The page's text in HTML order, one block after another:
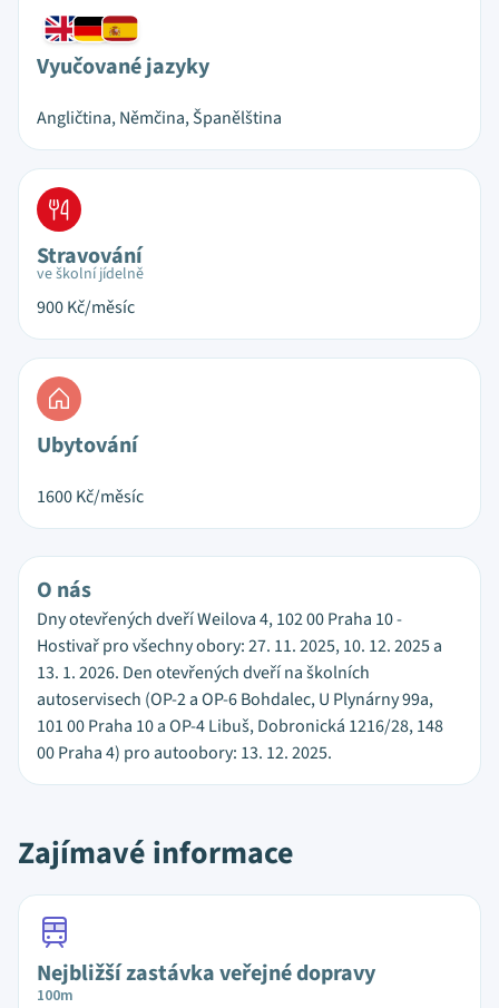
Vyučované jazyky
Angličtina, Němčina, Španělština
Stravování
ve školní jídelně
900Kč/měsíc
Ubytování
1600Kč/měsíc
O nás
Dny otevřených dveří Weilova 4, 102 00 Praha 10 -
Hostivař pro všechny obory: 27. 11. 2025, 10. 12. 2025 a
13. 1. 2026. Den otevřených dveří na školních
autoservisech (OP-2 a OP-6 Bohdalec, U Plynárny 99a,
101 00 Praha 10 a OP-4 Libuš, Dobronická 1216/28, 148
00 Praha 4) pro autoobory: 13. 12. 2025.
Zajímavé informace
Nejbližší zastávka veřejné dopravy
100m